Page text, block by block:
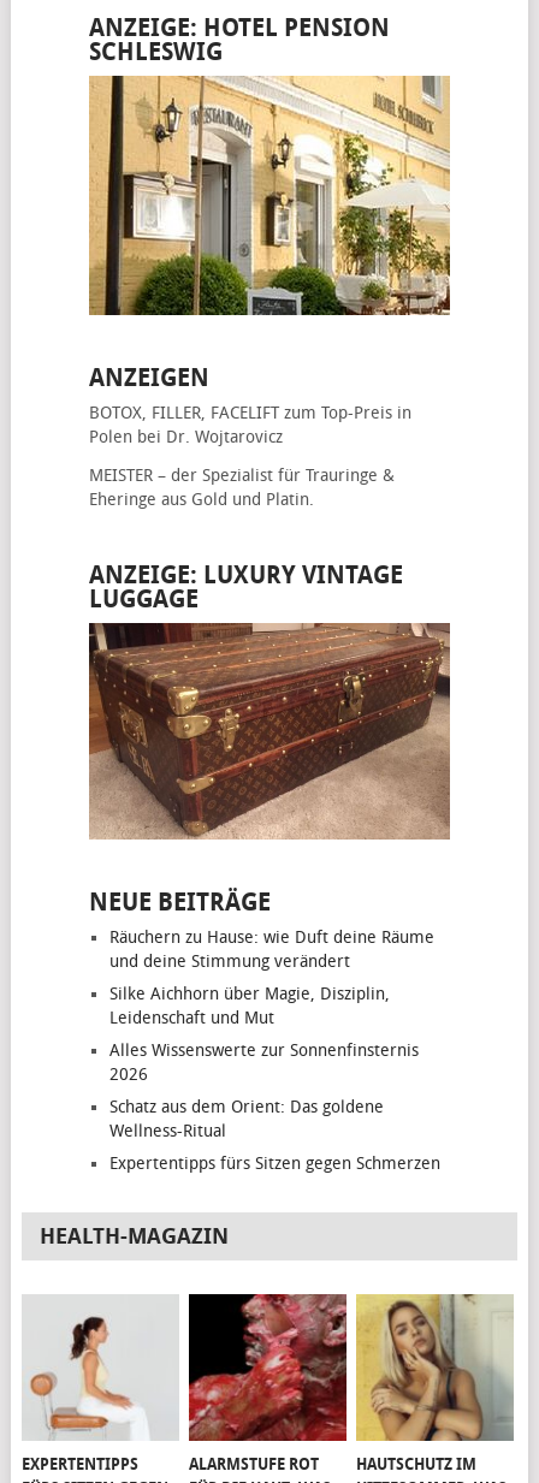
ANZEIGE: HOTEL PENSION
SCHLESWIG
ANZEIGEN
BOTOX, FILLER, FACELIFTzum Top-Preis in
Polen bei Dr. Wojtarovicz
MEISTER – der Spezialist für Trauringe &
Eheringe aus Gold und Platin.
ANZEIGE: LUXURY VINTAGE
LUGGAGE
NEUE BEITRÄGE
Räuchern zu Hause: wie Duft deine Räume
und deine Stimmung verändert
Silke Aichhorn über Magie, Disziplin,
Leidenschaft und Mut
Alles Wissenswerte zur Sonnenfinsternis
2026
Schatz aus dem Orient: Das goldene
Wellness-Ritual
Expertentipps fürs Sitzen gegen Schmerzen
HEALTH-MAGAZIN
EXPERTENTIPPS
ALARMSTUFE ROT
HAUTSCHUTZ IM